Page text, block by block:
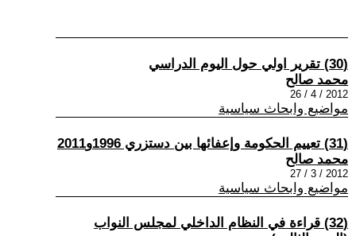
(30) تقرير اولي حول اليوم الدراسي
محمد صالح
2012 / 4 / 26
مواضيع وابحاث سياسية
(31) تعييم الحكومة وإعفائها بين دستزري 1996و2011
محمد صالح
2012 / 3 / 27
مواضيع وابحاث سياسية
(32) قراءة في النظام الداخلي لمجلس النواب